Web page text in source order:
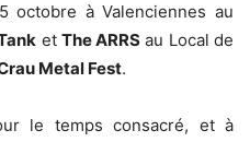
octobre à Valenciennes au
et The ARRS au Local de
Metal Fest.
le temps consacré, et à